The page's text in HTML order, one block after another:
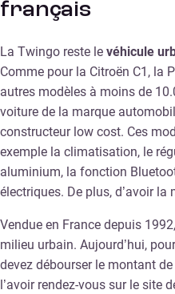
français
La Twingo reste le véhicule
Comme pour la Citroën C1, la
autres modèles à moins de
voiture de la marque
constructeur low cost. Ces
exemple la climatisation, le
aluminium, la fonction
électriques. De plus, d’avoir
Vendue en France depuis
milieu urbain. Aujourd’hui,
devez débourser le montant
l’avoir rendez-vous sur le site